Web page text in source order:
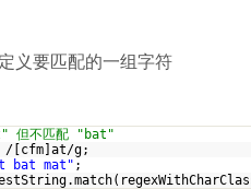
要匹配的一组字符
不匹配 "bat"
/[cfm]at/g;
bat mat" ;